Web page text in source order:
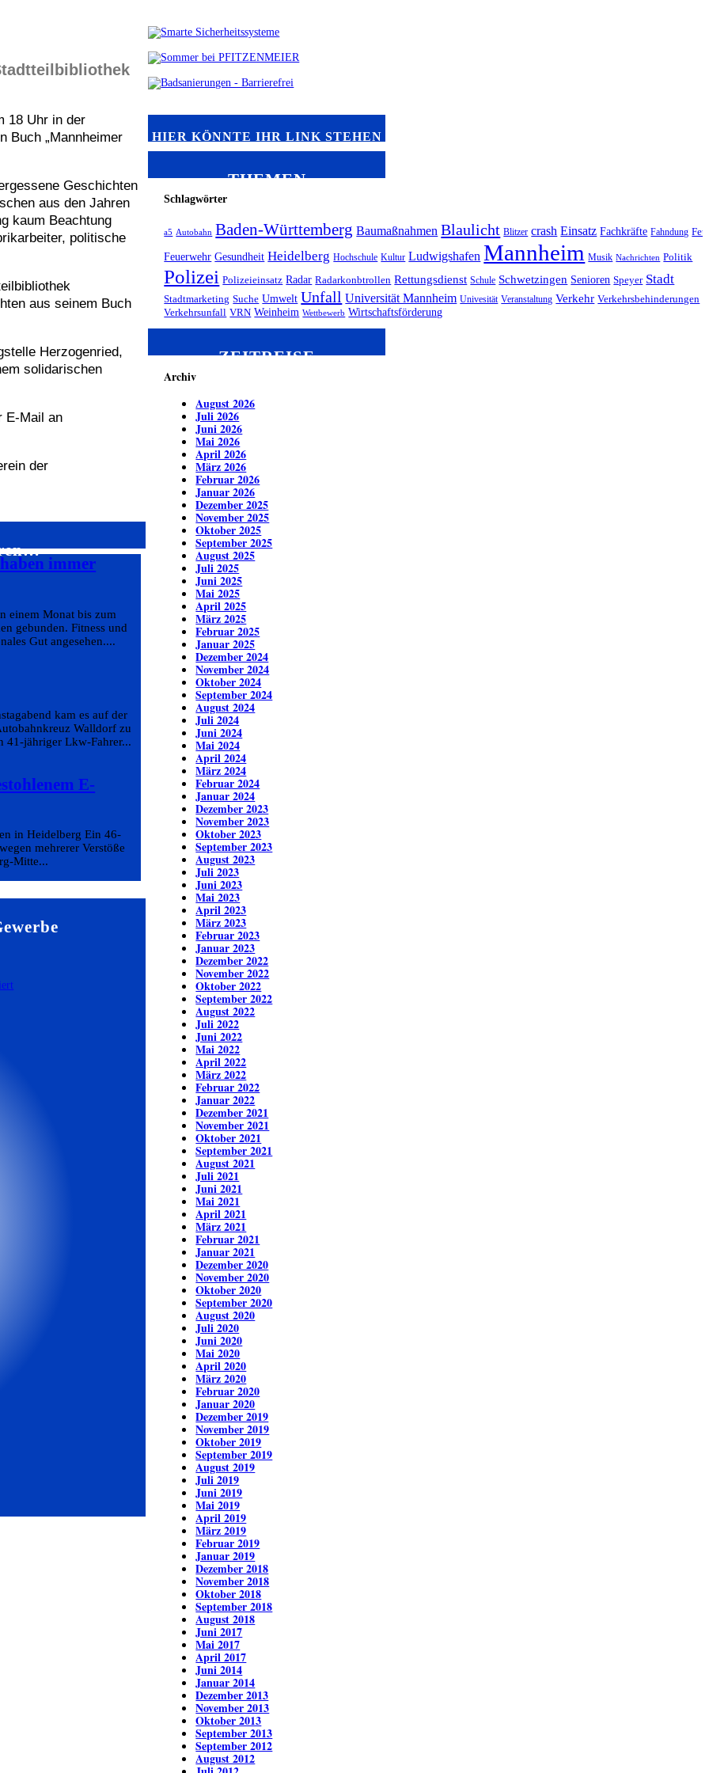
18 Uhr in der
Buch „Mannheimer
Geschichten
aus den Jahren
kaum Beachtung
politische
aus seinem Buch
Herzogenried,
solidarischen
E-Mail an
der
immer
einem Monat bis zum
gebunden. Fitness und
Gut angesehen....
kam es auf der
Walldorf zu
41-jähriger Lkw-Fahrer...
E-
in Heidelberg Ein 46-
mehrerer Verstöße
Mitte...
HIER KÖNNTE IHR LINK STEHEN
THEMEN
Schlagwörter
a5 Autobahn Baden-Württemberg Baumaßnahmen Blaulicht Blitzer crash Einsatz Fachkräfte Fahndung
Feuerwehr Gesundheit Heidelberg Hochschule Kultur Ludwigshafen Mannheim Musik Nachrichten Politik
Polizei Polizeieinsatz Radar Radarkonbtrollen Rettungsdienst Schule Schwetzingen Senioren Speyer Stadt
Stadtmarketing Suche Umwelt Unfall Universität Mannheim Univesität Veranstaltung Verkehr Verkehrsbehinderungen
Verkehrsunfall VRN Weinheim Wettbewerb Wirtschaftsförderung
ZEITREISE
Archiv
August 2026
Juli 2026
Juni 2026
Mai 2026
April 2026
März 2026
Februar 2026
Januar 2026
Dezember 2025
November 2025
Oktober 2025
September 2025
August 2025
Juli 2025
Juni 2025
Mai 2025
April 2025
März 2025
Februar 2025
Januar 2025
Dezember 2024
November 2024
Oktober 2024
September 2024
August 2024
Juli 2024
Juni 2024
Mai 2024
April 2024
März 2024
Februar 2024
Januar 2024
Dezember 2023
November 2023
Oktober 2023
September 2023
August 2023
Juli 2023
Juni 2023
Mai 2023
April 2023
März 2023
Februar 2023
Januar 2023
Dezember 2022
November 2022
Oktober 2022
September 2022
August 2022
Juli 2022
Juni 2022
Mai 2022
April 2022
März 2022
Februar 2022
Januar 2022
Dezember 2021
November 2021
Oktober 2021
September 2021
August 2021
Juli 2021
Juni 2021
Mai 2021
April 2021
März 2021
Februar 2021
Januar 2021
Dezember 2020
November 2020
Oktober 2020
September 2020
August 2020
Juli 2020
Juni 2020
Mai 2020
April 2020
März 2020
Februar 2020
Januar 2020
Dezember 2019
November 2019
Oktober 2019
September 2019
August 2019
Juli 2019
Juni 2019
Mai 2019
April 2019
März 2019
Februar 2019
Januar 2019
Dezember 2018
November 2018
Oktober 2018
September 2018
August 2018
Juni 2017
Mai 2017
April 2017
Juni 2014
Januar 2014
Dezember 2013
November 2013
Oktober 2013
September 2013
September 2012
August 2012